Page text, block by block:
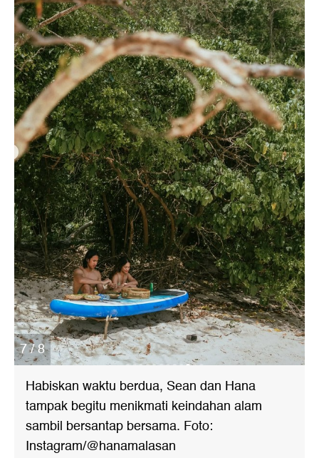
7 / 8
Habiskan waktu berdua, Sean dan Hana
tampak begitu menikmati keindahan alam
sambil bersantap bersama. Foto:
Instagram/@hanamalasan